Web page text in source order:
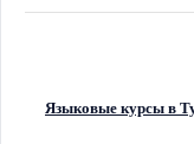
Языковые курсы в